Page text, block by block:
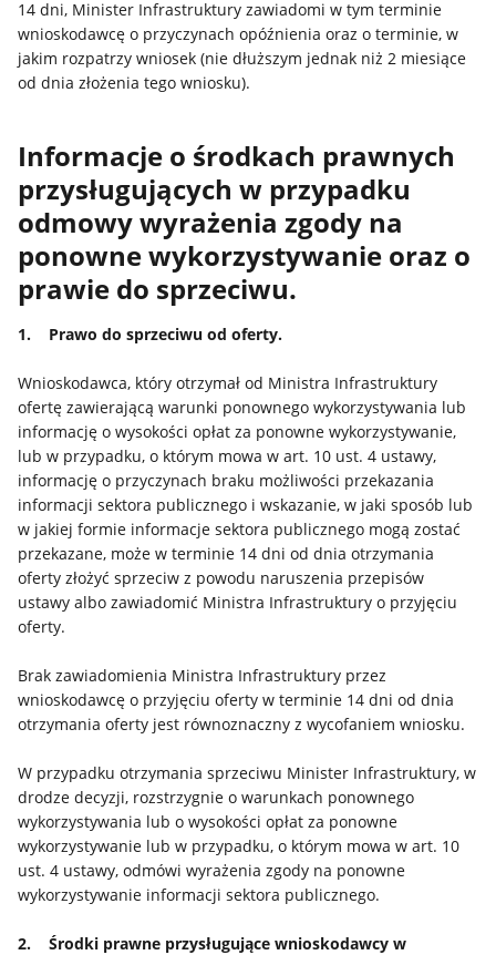
14 dni, Minister Infrastruktury zawiadomi w tym terminie
wnioskodawcę o przyczynach opóźnienia oraz o terminie, w
jakim rozpatrzy wniosek (nie dłuższym jednak niż 2 miesiące
od dnia złożenia tego wniosku).
Informacje o środkach prawnych
przysługujących w przypadku
odmowy wyrażenia zgody na
ponowne wykorzystywanie oraz o
prawie do sprzeciwu.
1. Prawo do sprzeciwu od oferty.
Wnioskodawca, który otrzymał od Ministra Infrastruktury
ofertę zawierającą warunki ponownego wykorzystywania lub
informację o wysokości opłat za ponowne wykorzystywanie,
lub w przypadku, o którym mowa w art. 10 ust. 4 ustawy,
informację o przyczynach braku możliwości przekazania
informacji sektora publicznego i wskazanie, w jaki sposób lub
w jakiej formie informacje sektora publicznego mogą zostać
przekazane, może w terminie 14 dni od dnia otrzymania
oferty złożyć sprzeciw z powodu naruszenia przepisów
ustawy albo zawiadomić Ministra Infrastruktury o przyjęciu
oferty.
Brak zawiadomienia Ministra Infrastruktury przez
wnioskodawcę o przyjęciu oferty w terminie 14 dni od dnia
otrzymania oferty jest równoznaczny z wycofaniem wniosku.
W przypadku otrzymania sprzeciwu Minister Infrastruktury, w
drodze decyzji, rozstrzygnie o warunkach ponownego
wykorzystywania lub o wysokości opłat za ponowne
wykorzystywanie lub w przypadku, o którym mowa w art. 10
ust. 4 ustawy, odmówi wyrażenia zgody na ponowne
wykorzystywanie informacji sektora publicznego.
2. Środki prawne przysługujące wnioskodawcy w